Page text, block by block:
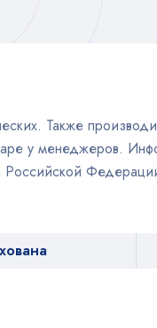
Также
у менеджеров.
Российской